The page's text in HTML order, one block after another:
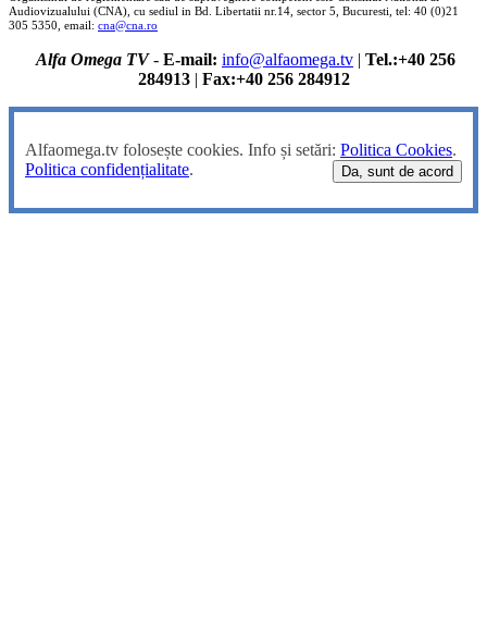
Audiovizualului (CNA), cu sediul in Bd. Libertatii nr.14, sector 5, Bucuresti, tel: 40 (0)21
305 5350, email: cna@cna.ro
Alfa Omega TV- E-mail: info@alfaomega.tv | Tel.:+40 256
284913| Fax:+40 256 284912
Alfaomega.tv folosește cookies. Info și setări: Politica Cookies.
Politica confidențialitate. Da, sunt de acord